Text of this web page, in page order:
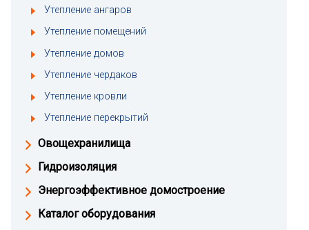
Утепление ангаров
Утепление помещений
Утепление домов
Утепление чердаков
Утепление кровли
Утепление перекрытий
Овощехранилища
Гидроизоляция
Энергоэффективное домостроение
Каталог оборудования